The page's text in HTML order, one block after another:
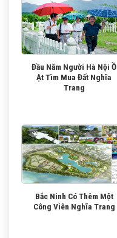
Đầu Năm Người Hà Nội Ồ
Ạt Tìm Mua Đất Nghĩa
Trang
Bắc Ninh Có Thêm Một
Công Viên Nghĩa Trang